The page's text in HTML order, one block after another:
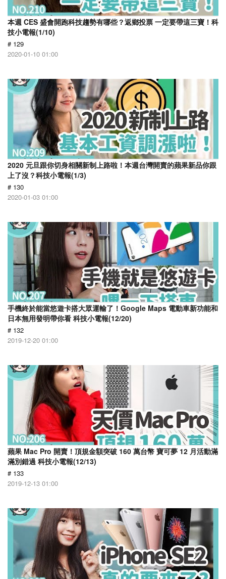
本週 CES 盛會開跑科技趨勢有哪些？返鄉投票 一定要帶這三寶！科
技小電報(1/10)
# 129
2020-01-10 01:00
2020 元旦跟你切身相關新制上路啦！本週台灣開賣的蘋果新品你跟
上了沒？科技小電報(1/3)
# 130
2020-01-03 01:00
手機終於能當悠遊卡搭大眾運輸了！Google Maps 電動車新功能和
日本無用發明帶你看 科技小電報(12/20)
# 132
2019-12-20 01:00
蘋果 Mac Pro 開賣！頂規金額突破 160 萬台幣 寶可夢 12 月活動滿
滿別錯過 科技小電報(12/13)
# 133
2019-12-13 01:00